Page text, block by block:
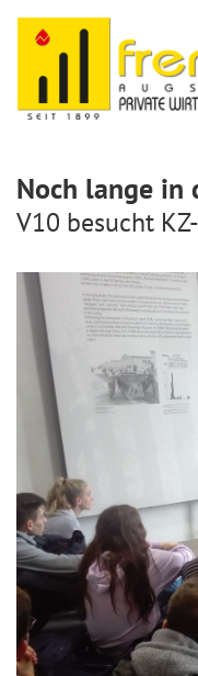
Noch lange in
V10 besucht